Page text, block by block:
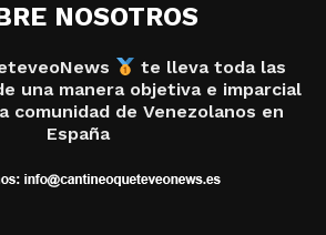
NOSOTROS
te lleva toda las
una manera objetiva e imparcial
comunidad de Venezolanos en
España